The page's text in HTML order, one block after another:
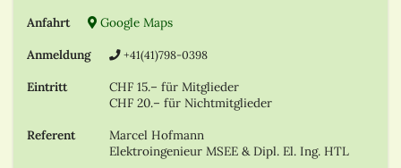
Anfahrt
Google Maps
Anmeldung
+41(41)798-0398
Eintritt
CHF 15.– für Mitglieder
CHF 20.– für Nichtmitglieder
Referent
Marcel Hofmann
Elektroingenieur MSEE & Dipl. El. Ing. HTL